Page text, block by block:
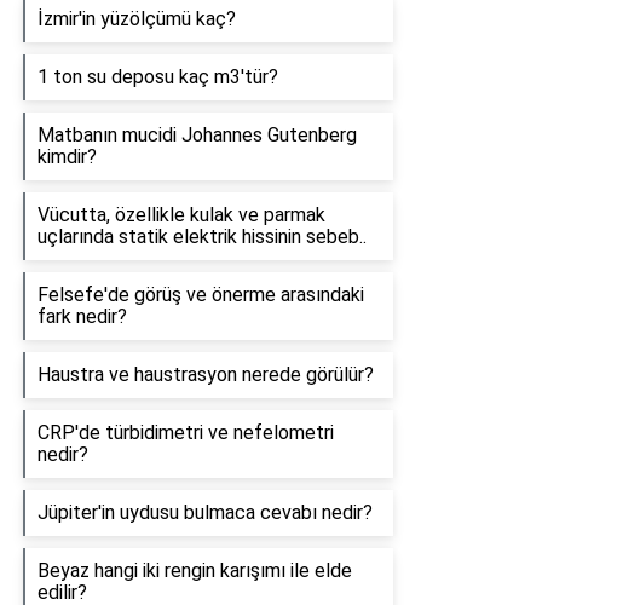
İzmir'in yüzölçümü kaç?
1 ton su deposu kaç m3'tür?
Matbanın mucidi Johannes Gutenberg
kimdir?
Vücutta, özellikle kulak ve parmak
uçlarında statik elektrik hissinin sebeb..
Felsefe'de görüş ve önerme arasındaki
fark nedir?
Haustra ve haustrasyon nerede görülür?
CRP'de türbidimetri ve nefelometri
nedir?
Jüpiter'in uydusu bulmaca cevabı nedir?
Beyaz hangi iki rengin karışımı ile elde
edilir?